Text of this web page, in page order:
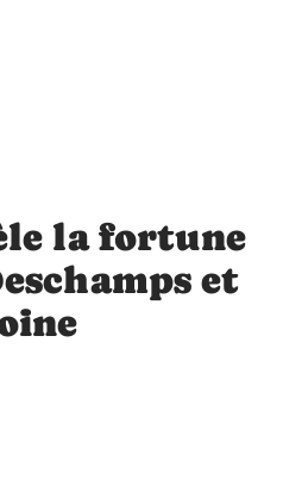
la fortune
et